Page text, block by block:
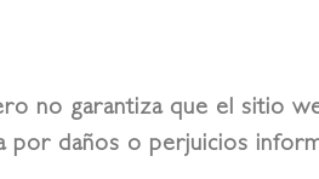
no garantiza que el sitio
daños o perjuicios